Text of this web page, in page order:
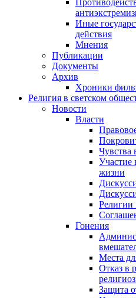
Иные
действия
Мнения
Публикации
Документы
Архив
Хроники
Религия в светском
Новости
Власти
Участие
жизни
Религии
Гонения
Места
Отказ в
Защита